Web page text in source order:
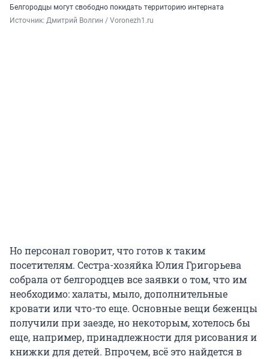
Белгородцы могут свободно покидать территорию интерната
Источник: Дмитрий Волгин / Voronezh1.ru
Но персонал говорит, что готов к таким
посетителям. Сестра-хозяйка Юлия Григорьева
собрала от белгородцев все заявки о том, что им
необходимо: халаты, мыло, дополнительные
кровати или что-то еще. Основные вещи беженцы
получили при заезде, но некоторым, хотелось бы
еще, например, принадлежности для рисования и
книжки для детей. Впрочем, всё это найдется в